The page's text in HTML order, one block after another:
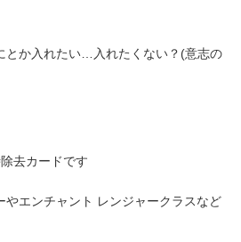
とか入れたい…入れたくない？(意志の
去カードです
やエンチャント レンジャークラスなど